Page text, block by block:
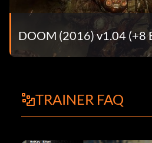
DOOM (2016) v1.04 (+8
TRAINER FAQ